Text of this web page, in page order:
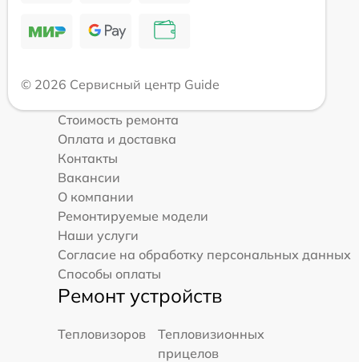
© 2026 Сервисный центр Guide
Стоимость ремонта
Оплата и доставка
Контакты
Вакансии
О компании
Ремонтируемые модели
Наши услуги
Согласие на обработку персональных данных
Способы оплаты
Ремонт устройств
Тепловизоров
Тепловизионных
прицелов